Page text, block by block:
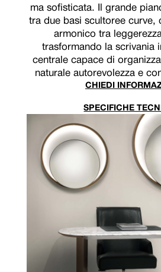
ma sofisticata. Il grande
tra due basi scultoree curve,
armonico tra
trasformando la scrivania
centrale capace di
naturale autorevolezza e
CHIEDI
SPECIFICHE